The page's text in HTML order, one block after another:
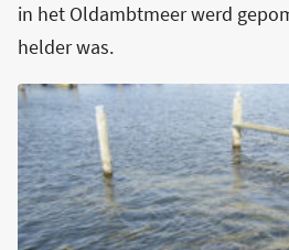
in het Oldambtmeer werd
helder was.